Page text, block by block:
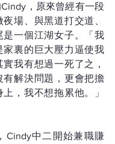
，原來曾經有一段
場、與黑道打交道、
是一個江湖女子。「我
家裏的巨大壓力逼使我
我有想過一死了之，
有解決問題，更會把擔
，我不想拖累他。」
Cindy中二開始兼職賺